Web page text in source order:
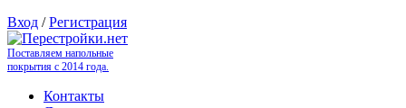
Вход /Регистрация
Поставляем напольные
покрытия с 2014 года.
Контакты